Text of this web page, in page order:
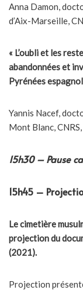
Anna Damon,
d’Aix-Marseille,
« L’oubli et les
abandonnées et
Pyrénées
Yannis Nacef,
Mont Blanc,
15h30 – Pause
15h45 –
Le cimetière
projection du
(2021).
Projection